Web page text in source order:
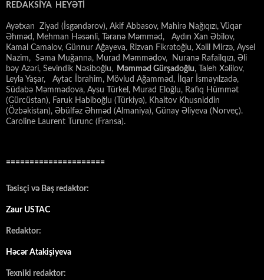
REDAKSİYA HEYƏTİ
Ayətxan Ziyad (İsgəndərov), Akif Abbasov, Mahirə Nağıqızı, Vüqar
Əhməd, Mehman Həsənli, Təranə Məmməd, Aydın Xan Əbilov,
Kamal Camalov, Günnur Ağayeva, Rizvan Fikrətoğlu, Xəlil Mirzə, Aysel
Nazim, Səma Muğanna, Murad Məmmədov, Nuranə Rafailqızı, Əli
bəy Azəri, Sevindik Nəsiboğlu, Məmməd Gürşadoğlu, Taleh Xəlilov,
Leyla Yaşar, Aytac İbrahim, Mövlud Ağamməd, İlqar İsmayılzadə,
Südabə Məmmədova, Aysu Türkel, Murad Eloğlu, Rafiq Hümmət
(Gürcüstan), Faruk Habiboğlu (Türkiyə), Khaitov Khusniddin
(Özbəkistan), Əbülfəz Əhməd (Almaniya), Günay Əliyeva (Norveç).
Caroline Laurent Turunc (Fransa).
=====================
Təsisçi və Baş redaktor:
Zaur USTAC
Redaktor:
Həcər Atakişiyeva
Texniki redaktor: